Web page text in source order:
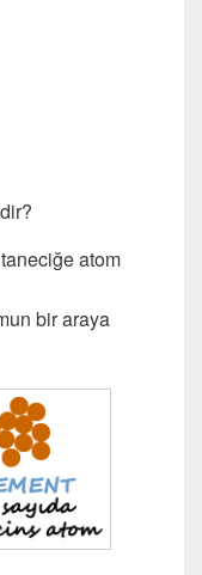
atom
bir araya